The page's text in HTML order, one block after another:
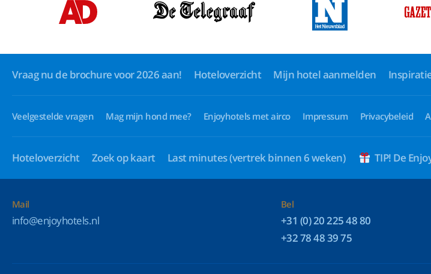
Vraag nu de brochure voor 2026 aan! Hoteloverzicht Mijn hotel aanmelden
Veelgestelde vragen Mag mijn hond mee? Enjoyhotels met airco Impressum Privacybeleid
Hoteloverzicht Zoek op kaart Last minutes(vertrek binnen 6 weken) TIP! De
Mail
info@enjoyhotels.nl
Bel
+31 (0) 20 225 48 80
+32 78 48 39 75